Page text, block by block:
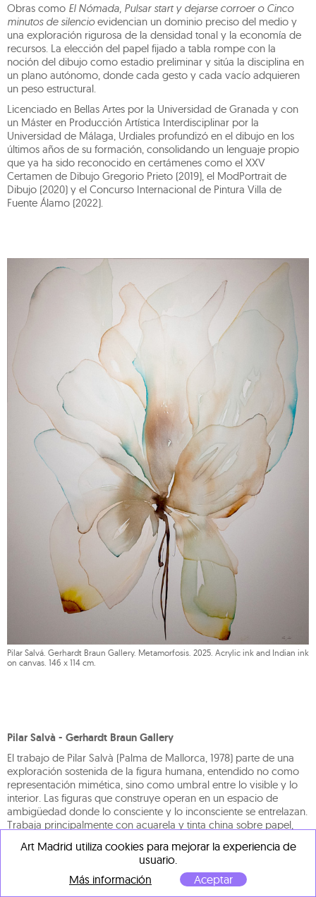
Obras como El Nómada, Pulsar start y dejarse corroer o Cinco
minutos de silencioevidencian un dominio preciso del medio y
una exploración rigurosa de la densidad tonal y la economía de
recursos. La elección del papel fijado a tabla rompe con la
noción del dibujo como estadio preliminar y sitúa la disciplina en
un plano autónomo, donde cada gesto y cada vacío adquieren
un peso estructural.
Licenciado en Bellas Artes por la Universidad de Granada y con
un Máster en Producción Artística Interdisciplinar por la
Universidad de Málaga, Urdiales profundizó en el dibujo en los
últimos años de su formación, consolidando un lenguaje propio
que ya ha sido reconocido en certámenes como el XXV
Certamen de Dibujo Gregorio Prieto (2019), el ModPortrait de
Dibujo (2020) y el Concurso Internacional de Pintura Villa de
Fuente Álamo (2022).
Pilar Salvá. Gerhardt Braun Gallery. Metamorfosis. 2025. Acrylic ink and Indian ink
on canvas. 146 x 114 cm.
Pilar Salvà - Gerhardt Braun Gallery
El trabajo de Pilar Salvà (Palma de Mallorca, 1978) parte de una
exploración sostenida de la figura humana, entendido no como
representación mimética, sino como umbral entre lo visible y lo
interior. Las figuras que construye operan en un espacio de
ambigüedad donde lo consciente y lo inconsciente se entrelazan.
Trabaja principalmente con acuarela y tinta china sobre papel,
destacan por la precisión y por la atención a gestos mínimos y
expresiones sutiles, capaces de activar una carga emocional
profunda sin recurrir a la exageración narrativa. Aunque su
Art Madrid utiliza cookies para mejorar la experiencia de
usuario.
Más información
Aceptar